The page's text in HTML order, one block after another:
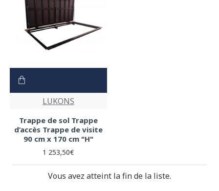
LUKONS
Trappe de sol Trappe
d’accès Trappe de visite
90 cm x 170 cm "H"
1 253,50€
Vous avez atteint la fin de la liste.